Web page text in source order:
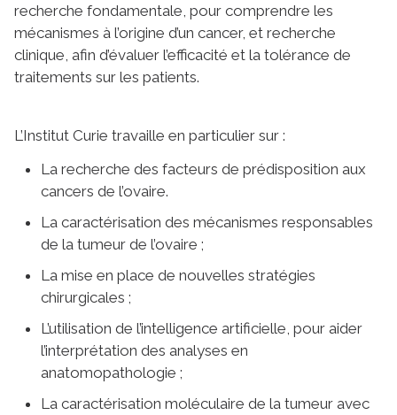
recherche fondamentale, pour comprendre les
mécanismes à l’origine d’un cancer, et recherche
clinique, afin d’évaluer l’efficacité et la tolérance de
traitements sur les patients.
L’Institut Curie travaille en particulier sur :
La recherche des facteurs de prédisposition aux
cancers de l’ovaire.
La caractérisation des mécanismes responsables
de la tumeur de l’ovaire ;
La mise en place de nouvelles stratégies
chirurgicales ;
L’utilisation de l’intelligence artificielle, pour aider
l’interprétation des analyses en
anatomopathologie ;
La caractérisation moléculaire de la tumeur avec